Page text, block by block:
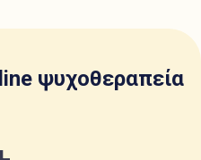
ψυχοθεραπεία